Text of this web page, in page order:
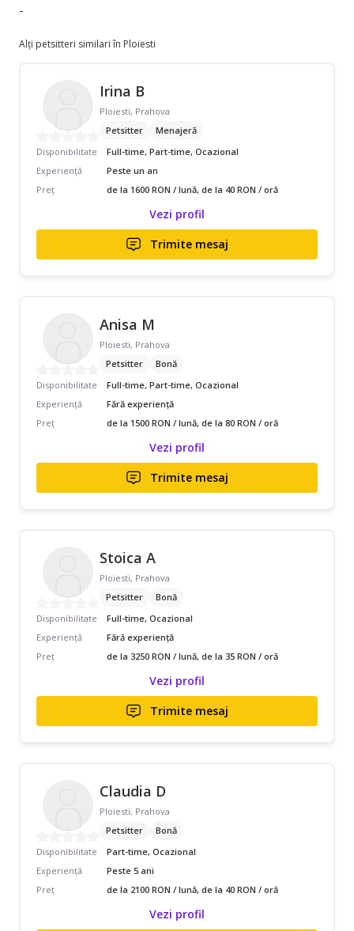
-
Alți petsitteri similari în Ploiesti
Irina B
Ploiesti, Prahova
Petsitter
Menajeră
Disponibilitate
Full-time, Part-time, Ocazional
Experiență
Peste un an
Preț
de la 1600 RON / lună, de la 40 RON / oră
Vezi profil
Trimite mesaj
Anisa M
Ploiesti, Prahova
Petsitter
Bonă
Disponibilitate
Full-time, Part-time, Ocazional
Experiență
Fără experiență
Preț
de la 1500 RON / lună, de la 80 RON / oră
Vezi profil
Trimite mesaj
Stoica A
Ploiesti, Prahova
Petsitter
Bonă
Disponibilitate
Full-time, Ocazional
Experiență
Fără experiență
Preț
de la 3250 RON / lună, de la 35 RON / oră
Vezi profil
Trimite mesaj
Claudia D
Ploiesti, Prahova
Petsitter
Bonă
Disponibilitate
Part-time, Ocazional
Experiență
Peste 5 ani
Preț
de la 2100 RON / lună, de la 40 RON / oră
Vezi profil